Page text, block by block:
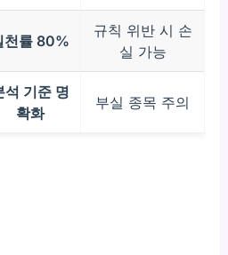
천률 80%
규칙 위반 시 손
실 가능
석 기준 명
확화
부실 종목 주의